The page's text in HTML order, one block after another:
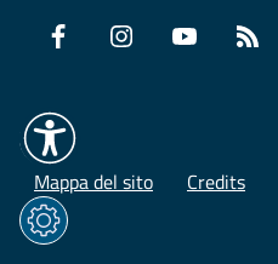
Facebook Instagram YouTube
Mappa del sito Credits